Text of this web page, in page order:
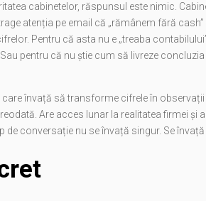
cabinetelor, răspunsul este nimic.
atenția pe email că „rămânem fără
Pentru că asta nu e „treaba
pentru că nu știe cum să livreze
învață să transforme cifrele în
Are acces lunar la realitatea firmei și
de conversație nu se învață singur. Se